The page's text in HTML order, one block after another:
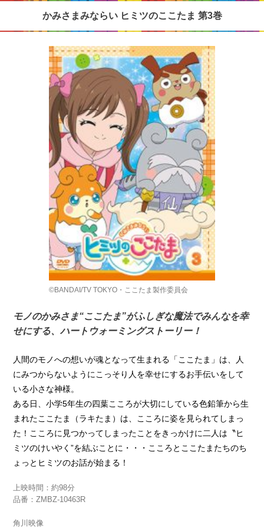
かみさまみならい ヒミツのここたま 第3巻
©BANDAI/TV TOKYO・ここたま製作委員会
モノのかみさま“ここたま”がふしぎな魔法でみんなを幸
せにする、ハートウォーミングストーリー！
人間のモノへの想いが魂となって生まれる「ここたま」は、人
にみつからないようにこっそり人を幸せにするお手伝いをして
いる小さな神様。
ある日、小学5年生の四葉こころが大切にしている色鉛筆から生
まれたここたま（ラキたま）は、こころに姿を見られてしまっ
た！こころに見つかってしまったことをきっかけに二人は〝ヒ
ミツのけいやく”を結ぶことに・・・こころとここたまたちのち
ょっとヒミツのお話が始まる！
上映時間：約98分
品番：ZMBZ-10463R
角川映像